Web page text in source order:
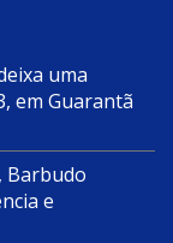
uma
em Guarantã
Barbudo
e